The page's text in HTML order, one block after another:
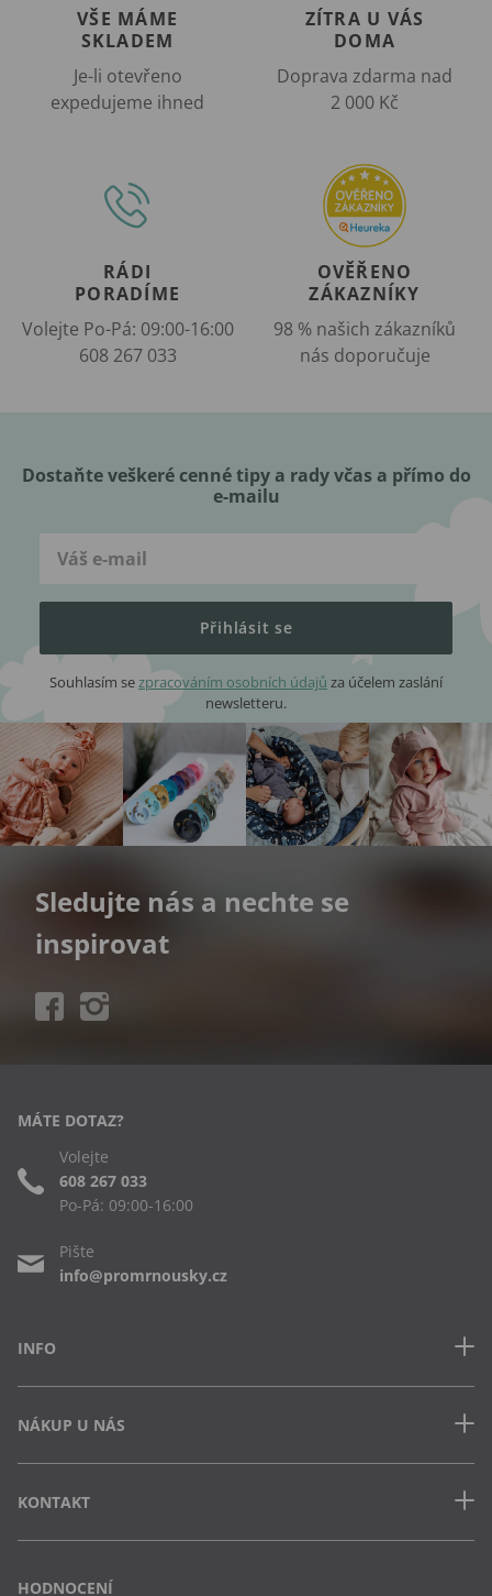
VŠE MÁME
SKLADEM
Je-li otevřeno
expedujeme ihned
ZÍTRA U VÁS
DOMA
Doprava zdarma nad
2 000 Kč
RÁDI
PORADÍME
Volejte Po-Pá: 09:00-16:00
608 267 033
OVĚŘENO
ZÁKAZNÍKY
98 % našich zákazníků
nás doporučuje
Dostaňte veškeré cenné tipy a rady včas a přímo do
e-mailu
Přihlásit se
Souhlasím sezpracováním osobních údajů za účelem zaslání
newsletteru.
Sledujte nás a nechte se
inspirovat
INFO
Často kladené dotazy
Obchodní podmínky
Ochrana osobních údajů
NÁKUP U NÁS
Jak uplatnit slevový kód
Vrácení zboží a výměna
Osobní odběr na pobočce
KONTAKT
Vejvarovo nábřeží 199
MÁTE DOTAZ?
Volejte
608 267 033
Po-Pá: 09:00-16:00
Pište
info@promrnousky.cz
HODNOCENÍ